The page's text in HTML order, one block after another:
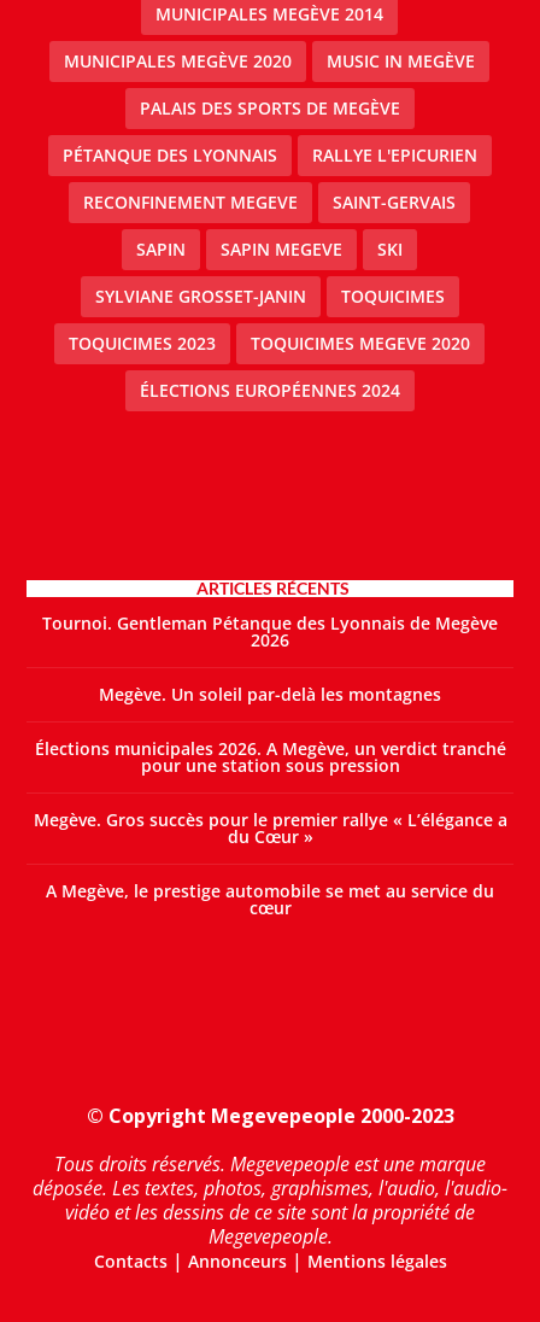
MUNICIPALES MEGÈVE 2014
MUNICIPALES MEGÈVE 2020 MUSIC IN MEGÈVE
PALAIS DES SPORTS DE MEGÈVE
PÉTANQUE DES LYONNAIS RALLYE L'EPICURIEN
RECONFINEMENT MEGEVE SAINT-GERVAIS
SAPIN SAPIN MEGEVE SKI
SYLVIANE GROSSET-JANIN TOQUICIMES
TOQUICIMES 2023 TOQUICIMES MEGEVE 2020
ÉLECTIONS EUROPÉENNES 2024
ARTICLES RÉCENTS
Tournoi. Gentleman Pétanque des Lyonnais de Megève
2026
Megève. Un soleil par-delà les montagnes
Élections municipales 2026. A Megève, un verdict tranché
pour une station sous pression
Megève. Gros succès pour le premier rallye « L’élégance a
du Cœur »
A Megève, le prestige automobile se met au service du
cœur
© Copyright Megevepeople 2000-2023
Tous droits réservés. Megevepeople est une marque
déposée. Les textes, photos, graphismes, l'audio, l'audio-
vidéo et les dessins de ce site sont la propriété de
Megevepeople.
Contacts| Annonceurs| Mentions légales